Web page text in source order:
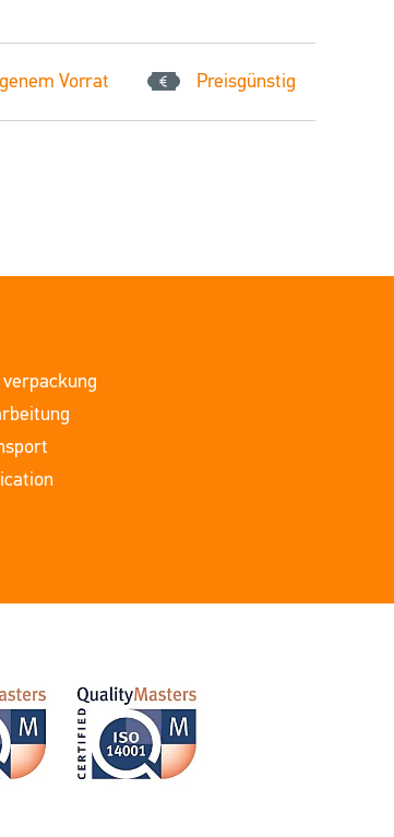
Vorrat Preisgünstig
verpackung